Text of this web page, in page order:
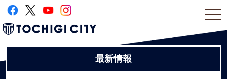
最新情報